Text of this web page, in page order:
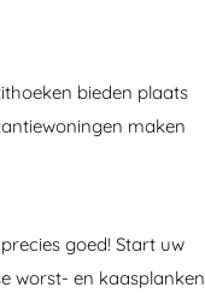
bieden plaats
maken
goed! Start uw
worst- en kaasplanken